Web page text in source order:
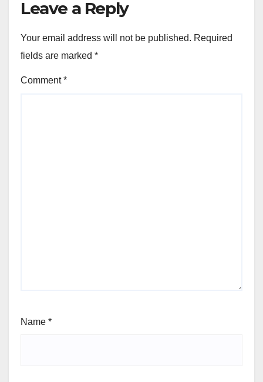
Leave a Reply
Your email address will not be published. Required
fields are marked *
Comment*
Name *